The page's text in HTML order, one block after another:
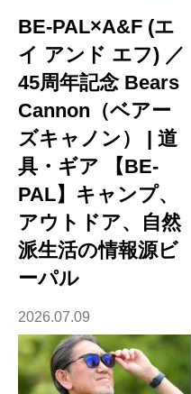
BE-PAL×A&F (エ
イ アンド エフ) ／
45周年記念 Bears
Cannon（ベアー
ズキャノン） | 道
具・ギア 【BE-
PAL】キャンプ、
アウトドア、自然
派生活の情報源ビ
ーパル
2026.07.09